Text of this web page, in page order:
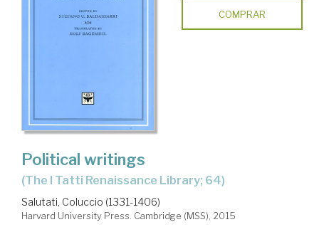
COMPRAR
Political writings
(The I Tatti Renaissance Library; 64)
Salutati, Coluccio (1331-1406)
Harvard University Press. Cambridge (MSS), 2015